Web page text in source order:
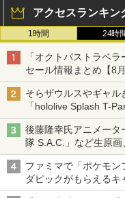
アクセスランキン
1時間 24時
「オクトパストラベ
セール情報まとめ【8
ニンテンドーeショッ
そらザウルスやギャル
「hololive Splash T-
ライン販売開始
後藤隆幸氏アニメータ
隊 S.A.C.」など生原
ファミマで「ポケモン
ダピックがもらえるキ